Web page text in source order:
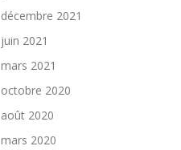
décembre 2021
juin 2021
mars 2021
octobre 2020
août 2020
mars 2020